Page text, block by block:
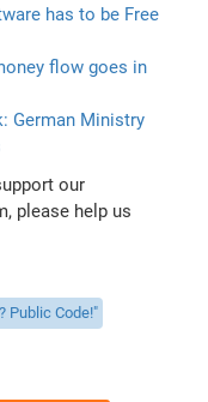
has to be Free
flow goes in
German Ministry
our
please help us
Public Code!"